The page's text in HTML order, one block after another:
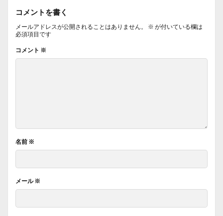
コメントを書く
メールアドレスが公開されることはありません。 ※ が付いている欄は
必須項目です
コメント ※
名前 ※
メール※